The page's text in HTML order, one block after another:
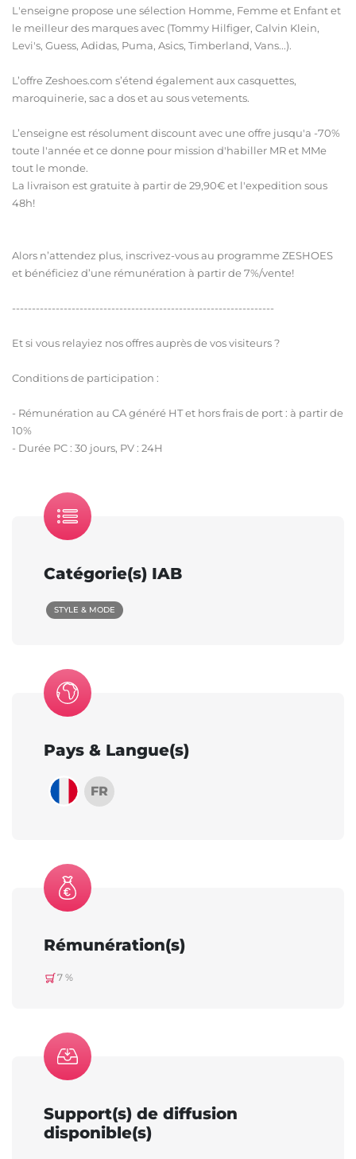
L'enseigne propose une sélection Homme, Femme et Enfant et
le meilleur des marques avec (Tommy Hilfiger, Calvin Klein,
Levi's, Guess, Adidas, Puma, Asics, Timberland, Vans...).
L’offre Zeshoes.com s’étend également aux casquettes,
maroquinerie, sac a dos et au sous vetements.
L’enseigne est résolument discount avec une offre jusqu'a -70%
toute l'année et ce donne pour mission d'habiller MR et MMe
tout le monde.
La livraison est gratuite à partir de 29,90€ et l'expedition sous
48h!
Alors n’attendez plus, inscrivez-vous au programme ZESHOES
et bénéficiez d’une rémunération à partir de 7%/vente!
------------------------------------------------------------------
Et si vous relayiez nos offres auprès de vos visiteurs ?
Conditions de participation :
- Rémunération au CA généré HT et hors frais de port : à partir de
10%
- Durée PC : 30 jours, PV : 24H
Catégorie(s) IAB
STYLE & MODE
Pays & Langue(s)
FR
Rémunération(s)
7 %
Support(s) de diffusion
disponible(s)